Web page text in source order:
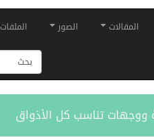
المقالات الصور الملفات
ووجهات تناسب كل الأذواق